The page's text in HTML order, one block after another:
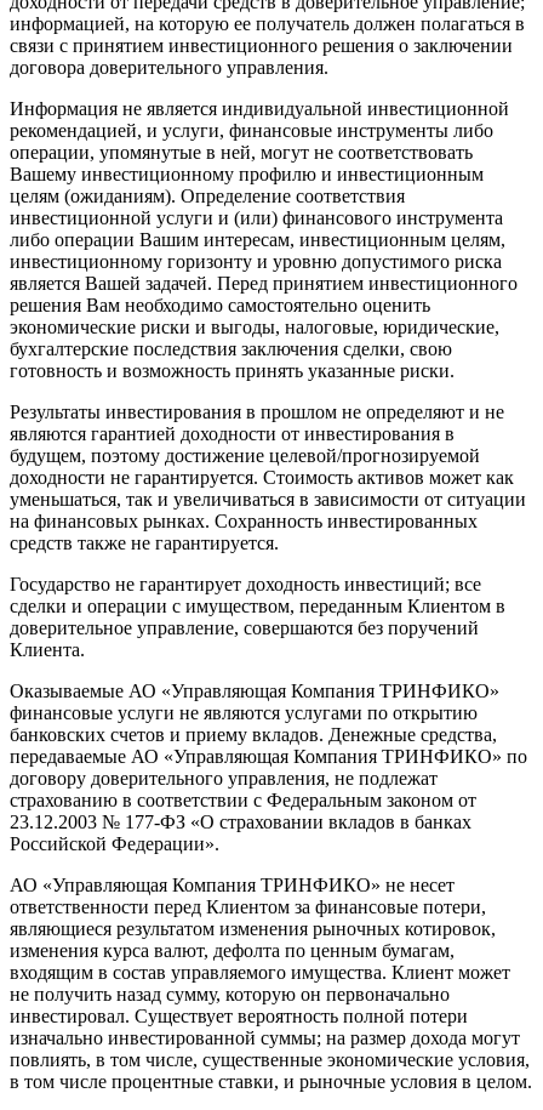
информацией, на которую ее получатель должен полагаться в
связи с принятием инвестиционного решения о заключении
договора доверительного управления.
Информация не является индивидуальной инвестиционной
рекомендацией, и услуги, финансовые инструменты либо
операции, упомянутые в ней, могут не соответствовать
Вашему инвестиционному профилю и инвестиционным
целям (ожиданиям). Определение соответствия
инвестиционной услуги и (или) финансового инструмента
либо операции Вашим интересам, инвестиционным целям,
инвестиционному горизонту и уровню допустимого риска
является Вашей задачей. Перед принятием инвестиционного
решения Вам необходимо самостоятельно оценить
экономические риски и выгоды, налоговые, юридические,
бухгалтерские последствия заключения сделки, свою
готовность и возможность принять указанные риски.
Результаты инвестирования в прошлом не определяют и не
являются гарантией доходности от инвестирования в
будущем, поэтому достижение целевой/прогнозируемой
доходности не гарантируется. Стоимость активов может как
уменьшаться, так и увеличиваться в зависимости от ситуации
на финансовых рынках. Сохранность инвестированных
средств также не гарантируется.
Государство не гарантирует доходность инвестиций; все
сделки и операции с имуществом, переданным Клиентом в
доверительное управление, совершаются без поручений
Клиента.
Оказываемые АО «Управляющая Компания ТРИНФИКО»
финансовые услуги не являются услугами по открытию
банковских счетов и приему вкладов. Денежные средства,
передаваемые АО «Управляющая Компания ТРИНФИКО» по
договору доверительного управления, не подлежат
страхованию в соответствии с Федеральным законом от
23.12.2003 № 177-ФЗ «О страховании вкладов в банках
Российской Федерации».
АО «Управляющая Компания ТРИНФИКО» не несет
ответственности перед Клиентом за финансовые потери,
являющиеся результатом изменения рыночных котировок,
изменения курса валют, дефолта по ценным бумагам,
входящим в состав управляемого имущества. Клиент может
не получить назад сумму, которую он первоначально
инвестировал. Существует вероятность полной потери
изначально инвестированной суммы; на размер дохода могут
повлиять, в том числе, существенные экономические условия,
в том числе процентные ставки, и рыночные условия в целом.